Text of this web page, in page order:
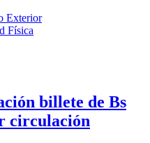
Exterior
Física
billete de Bs
circulación